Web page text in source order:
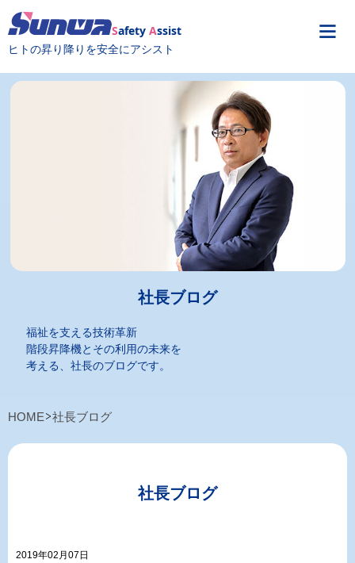
Safety Assist
ヒトの昇り降りを安全にアシスト
社長ブログ
福祉を支える技術革新
階段昇降機とその利用の未来を
考える、社長のブログです。
HOME 社長ブログ
社長ブログ
2019年02月07日